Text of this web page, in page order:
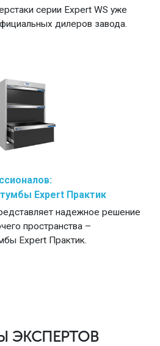
серии Expert WS уже
дилеров завода.
Expert Практик
надежное решение
пространства –
Expert Практик.
ЭКСПЕРТОВ